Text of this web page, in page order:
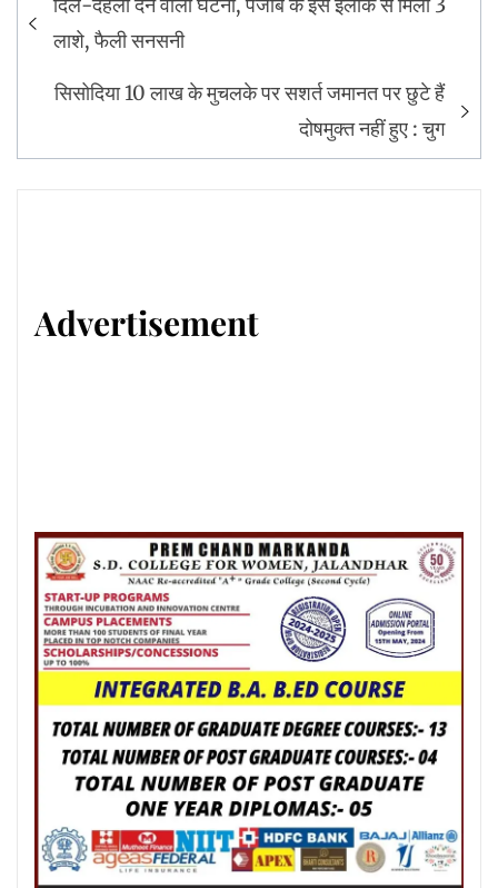
navigation
लाशे, फैली सनसनी
सिसोदिया 10 लाख के मुचलके पर सशर्त जमानत पर छुटे हैं
दोषमुक्त नहीं हुए : चुग
Advertisement